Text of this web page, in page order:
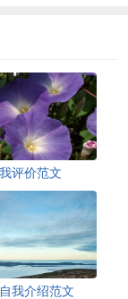
评价范文
我介绍范文